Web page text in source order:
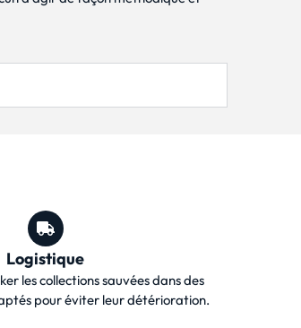
Logistique
les collections sauvées dans des
pour éviter leur détérioration.